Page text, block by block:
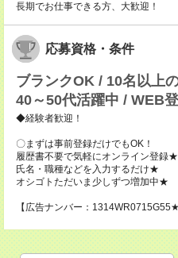
長期でお仕事できる方、大歓迎！
応募資格・条件
ブランクOK / 10名以上
40～50代活躍中 / WEB
◆経験者歓迎！
〇まずは事前登録だけでもOK！
履歴書不要で気軽にオンライン登録★
氏名・職種などを入力するだけ★
オシゴトただいま少しずつ増加中★
【広告ナンバー：